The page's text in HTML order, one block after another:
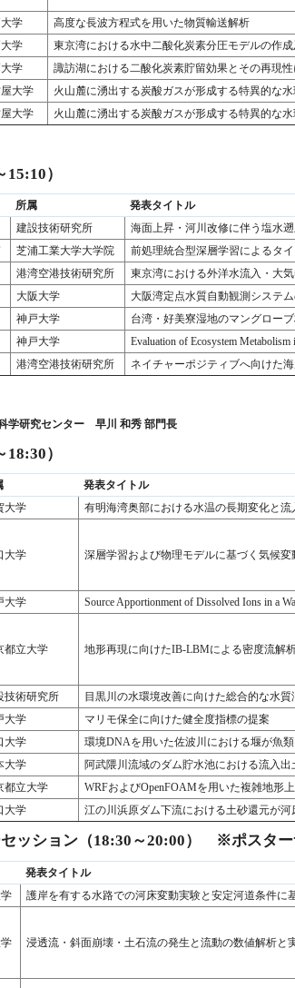
学
高度な長波方程式を用いた物質輸送解析
学
東京湾における水中二酸化炭素分圧モデルの作
学
諏訪湖における二酸化炭素貯留効果とその再現
大学
火山麓に湧出する炭酸ガスが形成する特異的な
大学 火山麓に湧出する炭酸ガスが形成する特異的な
）
所属
発表タイトル
建設技術研究所
海面上昇・河川改修に伴う塩水
芝浦工業大学大学院
前処理統合型深層学習によるタ
港湾空港技術研究所
東京湾における外洋水流入・大
大阪大学
大阪湾定点水質自動観測システ
神戸大学
台湾・好美寮湿地のマングロー
神戸大学
Evaluation of Ecosystem Metabolism
港湾空港技術研究所 ネイチャーポジティブへ向けた
学研究センター 早川 和秀 部門長
）
発表タイトル
大学 有明海湾奥部における水温の長期変化と
大学 深層学習および物理モデルに基づく気候
大学 Source Apportionment of Dissolved Ions in a
都立大学 地形再現に向けたIB-LBMによる密度流解
技術研究所
目黒川の水環境改善に向けた総合的な水
大学
マリモ保全に向けた健全度指標の提案
大学
環境DNAを用いた佐波川における堰が魚
大学
阿武隈川流域のダム貯水池における流入出
都立大学
WRFおよびOpenFOAMを用いた複雑地形
大学 江の川浜原ダム下流における土砂還元が
ッション（18:30～20:00） ※ポスター
発表タイトル
護岸を有する水路での河床変動実験と安定河道条件に
浸透流・斜面崩壊・土石流の発生と流動の数値解析と